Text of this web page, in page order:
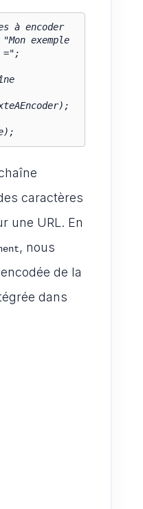
à encoder
exemple
=";
caractères
une URL. En
, nous
de la
dans